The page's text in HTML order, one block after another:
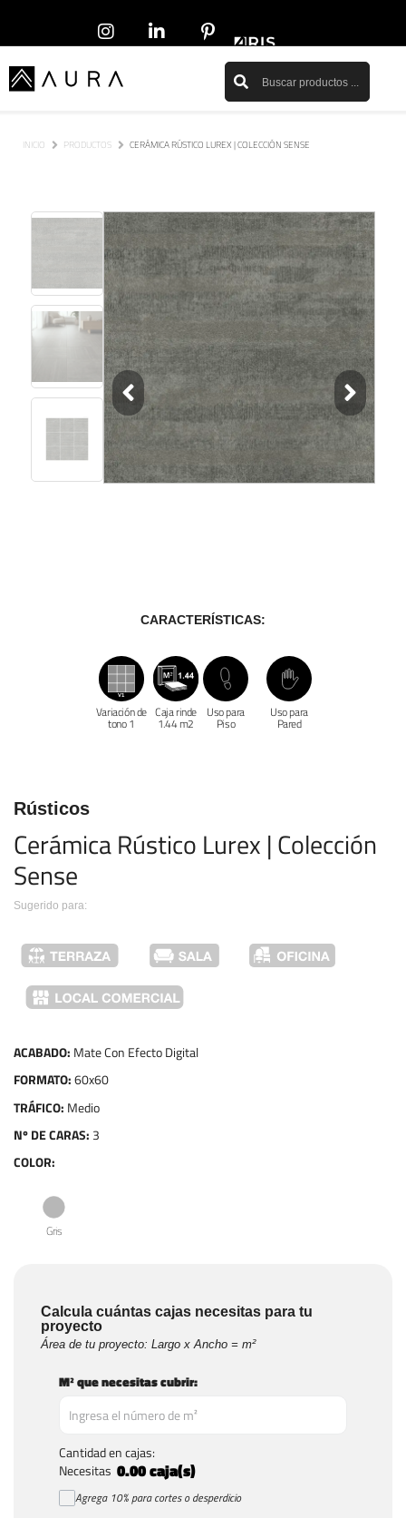
INICIO PRODUCTOS CERÁMICA RÚSTICO LUREX | COLECCIÓN SENSE
CARACTERÍSTICAS:
Variación de
tono 1
Caja rinde
1.44 m2
Uso para
Piso
Uso para
Pared
Rústicos
Cerámica Rústico Lurex | Colección
Sense
Sugerido para:
ACABADO: Mate Con Efecto Digital
FORMATO:60x60
TRÁFICO: Medio
Nº DE CARAS: 3
COLOR:
Gris
Calcula cuántas cajas necesitas para tu
proyecto
Área de tu proyecto: Largo x Ancho = m²
M² que necesitas cubrir:
Cantidad en cajas:
Necesitas 0.00caja(s)
Agrega 10% para cortes o desperdicio